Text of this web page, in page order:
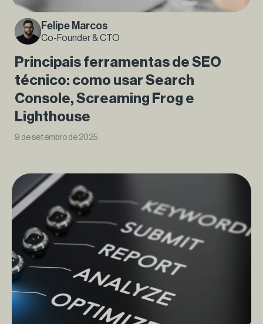
Felipe Marcos
Co-Founder & CTO
Principais ferramentas de SEO
técnico: como usar Search
Console, Screaming Frog e
Lighthouse
9 de setembro de 2025